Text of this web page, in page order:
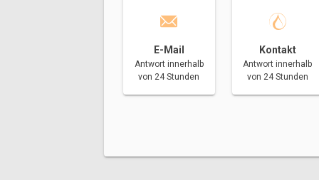
E-Mail
Antwort innerhalb
von 24 Stunden
Kontakt
Antwort innerhalb
von 24 Stunden